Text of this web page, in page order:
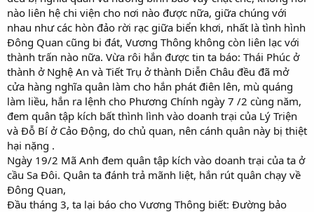
nào liên hệ chi viện cho nơi nào được nữa, giữa chúng với
nhau như các hòn đảo rời rạc giữa biển khơi, nhất là tình hình
Đông Quan cũng bi đát, Vương Thông không còn liên lạc với
thành trấn nào nữa. Vừa rôi hắn được tin ta báo: Thái Phúc ở
thành ở Nghệ An và Tiết Trụ ở thành Diễn Châu đều đã mở
cửa hàng nghĩa quân làm cho hắn phát điên lên, mù quáng
làm liều, hắn ra lệnh cho Phương Chính ngày 7 /2 cùng năm,
đem quân tập kích bất thình lình vào doanh trại của Lý Triện
và Đỗ Bí ở Cảo Động, do chủ quan, nên cánh quân này bị thiệt
hại nặng .
Ngày 19/2 Mã Anh đem quân tập kích vào doanh trại của ta ở
cầu Sa Đôi. Quân ta đánh trả mãnh liệt, hắn rút quân chạy về
Đông Quan,
Đầu tháng 3, ta lại báo cho Vương Thông biết: Đường bảo